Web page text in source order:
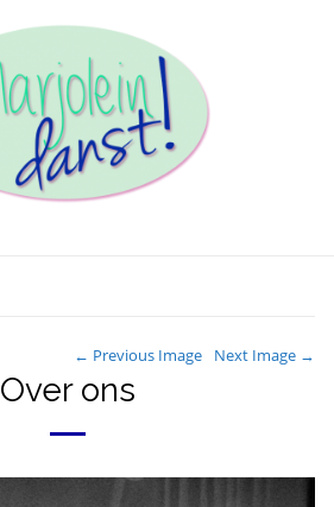
← Previous Image Next Image →
Over ons